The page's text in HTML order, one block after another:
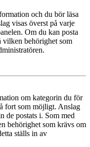
och du bör läsa
visas överst på varje
Om du kan posta
vilken behörighet som
om kategorin du för
fort som möjligt. Anslag
de postats i. Som med
behörighet som krävs om
ställs in av